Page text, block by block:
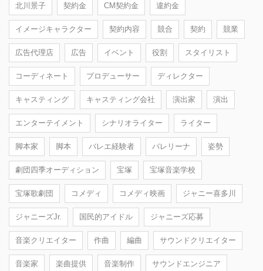
北川景子 契約金 CM契約金 違約金
イメージキャラクター 契約内容 競合 契約 競業
広告代理店 広告 イベント 役割 スタイリスト
コーディネート プロデューサー ディレクター
キャスティング キャスティング会社 演出家 演出
エンターテイメント シナリオライター ライター
脚本家 脚本 バレエ経験者 バレリーナ 姿勢
劇団四季オーディション 宝塚 宝塚音楽学校
宝塚歌劇団 コメディ コメディ映画 ジャニー喜多川
ジャニーズJr. 国民的アイドル ジャニーズ応募
音楽クリエイター 作曲 編曲 サウンドクリエイター
音楽家 楽曲提供 音楽制作 サウンドエンジニア